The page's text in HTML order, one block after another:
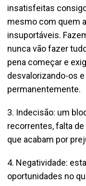
insatisfeitas
mesmo com quem
insuportáveis.
nunca vão fazer
pena começar e
desvalorizando-os
permanentemente.
3. Indecisão: um
recorrentes, falta
que acabam por
4. Negatividade:
oportunidades no